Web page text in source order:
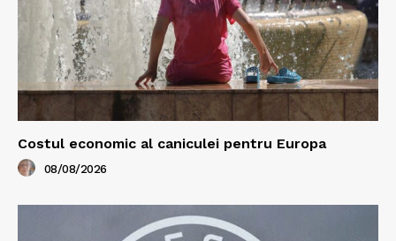
Costul economic al caniculei pentru Europa
08/08/2026